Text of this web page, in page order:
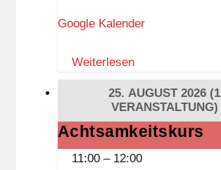
–
e
i
i
t
Google Kalender
Weiterlesen
25. AUGUST 2026 (1
VERANSTALTUNG)
Achtsamkeitskurs
Achtsamkeitskurs
11:00 – 12:00